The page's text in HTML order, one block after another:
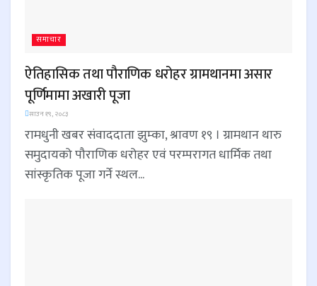
समाचार
ऐतिहासिक तथा पौराणिक धरोहर ग्रामथानमा असार
पूर्णिमामा अखारी पूजा
साउन १९, २०८३
रामधुनी खबर संवाददाता झुम्का, श्रावण १९ । ग्रामथान थारु
समुदायको पौराणिक धरोहर एवं परम्परागत धार्मिक तथा
सांस्कृतिक पूजा गर्ने स्थल...